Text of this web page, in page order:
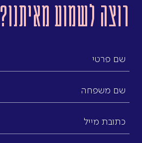
רוצה לשמוע מאיתנו?
פרטי
משפחה
מייל